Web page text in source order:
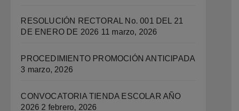
RESOLUCIÓN RECTORAL No. 001 DEL 21
DE ENERO DE 2026 11 marzo, 2026
PROCEDIMIENTO PROMOCIÓN ANTICIPADA
3 marzo, 2026
CONVOCATORIA TIENDA ESCOLAR AÑO
2026 2 febrero, 2026